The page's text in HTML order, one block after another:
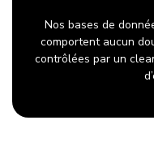
Nos bases de
comportent aucun
contrôlées par un